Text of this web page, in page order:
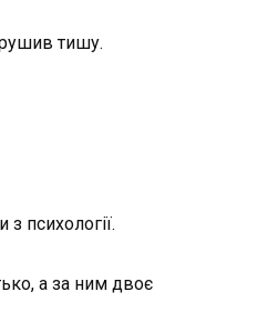
тишу.
психології.
а за ним двоє